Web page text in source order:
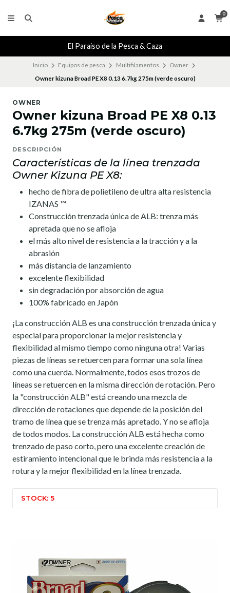
0
El Paraiso de la Pesca & Caza
Inicio Equipos de pesca Multifilamentos
Owner
Owner kizuna Broad PE X8 0.13 6.7kg 275m (verde oscuro)
OWNER
Owner kizuna Broad PE X8 0.13
6.7kg 275m (verde oscuro)
DESCRIPCIÓN
Características de la línea trenzada
Owner Kizuna PE X8:
hecho de fibra de polietileno de ultra alta resistencia
IZANAS ™
Construcción trenzada única de ALB: trenza más
apretada que no se afloja
el más alto nivel de resistencia a la tracción y a la
abrasión
más distancia de lanzamiento
excelente flexibilidad
sin degradación por absorción de agua
100% fabricado en Japón
¡La construcción ALB es una construcción trenzada única y
especial para proporcionar la mejor resistencia y
flexibilidad al mismo tiempo como ninguna otra! Varias
piezas de líneas se retuercen para formar una sola línea
como una cuerda. Normalmente, todos esos trozos de
líneas se retuercen en la misma dirección de rotación. Pero
la "construcción ALB" está creando una mezcla de
dirección de rotaciones que depende de la posición del
tramo de línea que se trenza más apretado. Y no se afloja
de todos modos. La construcción ALB está hecha como
trenzado de paso corto, pero una excelente creación de
estiramiento intencional que le brinda más resistencia a la
rotura y la mejor flexibilidad en la línea trenzada.
STOCK: 5